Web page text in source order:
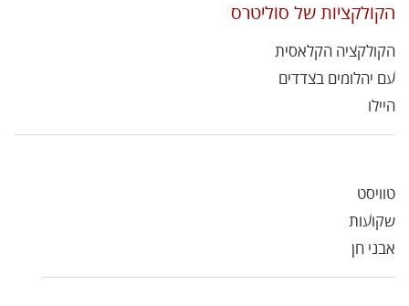
הקולקציות של סוליטרס
הקולקציה הקלאסית
עם יהלומים בצדדים
היילו
טוויסט
שקועות
אבני חן